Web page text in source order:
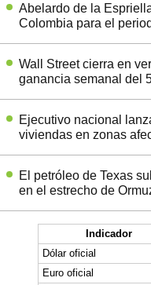
Abelardo de la
Colombia para el
Wall Street cierra en
ganancia semanal del
Ejecutivo nacional
viviendas en zonas
El petróleo de Texas
en el estrecho de
Indicador
Dólar oficial
Euro oficial